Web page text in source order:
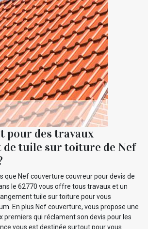
pour des travaux
de tuile sur toiture de Nef
que Nef couverture couvreur pour devis de
le 62770 vous offre tous travaux et un
tuile sur toiture pour vous
En plus Nef couverture, vous propose une
premiers qui réclament son devis pour les
vous est destinée surtout pour vous